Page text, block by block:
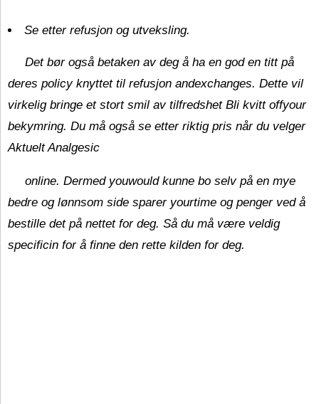
Se etter refusjon og utveksling.
Det bør også betaken av deg å ha en god en titt på
deres policy knyttet til refusjon andexchanges. Dette vil
virkelig bringe et stort smil av tilfredshet Bli kvitt offyour
bekymring. Du må også se etter riktig pris når du velger
Aktuelt Analgesic
online. Dermed youwould kunne bo selv på en mye
bedre og lønnsom side sparer yourtime og penger ved å
bestille det på nettet for deg. Så du må være veldig
specificin for å finne den rette kilden for deg.